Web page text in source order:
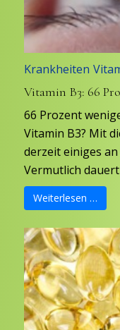
Krankheiten
Vitamin B3: 66
66 Prozent
Vitamin B3? Mit
derzeit einiges
Vermutlich dauert
Weiterlesen …